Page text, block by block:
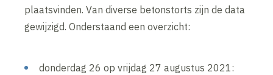
plaatsvinden. Van diverse betonstorts zijn de data
gewijzigd. Onderstaand een overzicht:
donderdag 26 op vrijdag 27 augustus 2021: